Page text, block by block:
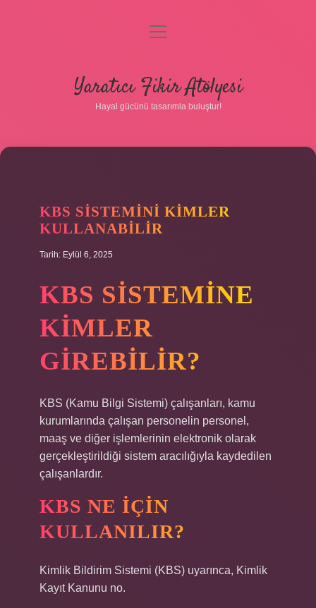
Gizlilik Politikası
Hakkımızda
menüyü
Yaratıcı Fikir Atölyesi
Hayal gücünü tasarımla buluştur!
KBS SISTEMINI KIMLER
KULLANABILIR
Tarih: Eylül 6, 2025
KBS SISTEMINE
KIMLER
GIREBILIR?
KBS (Kamu Bilgi Sistemi) çalışanları, kamu
kurumlarında çalışan personelin personel,
maaş ve diğer işlemlerinin elektronik olarak
gerçekleştirildiği sistem aracılığıyla kaydedilen
çalışanlardır.
KBS NE IÇIN
KULLANILIR?
Kimlik Bildirim Sistemi (KBS) uyarınca, Kimlik
Kayıt Kanunu no.